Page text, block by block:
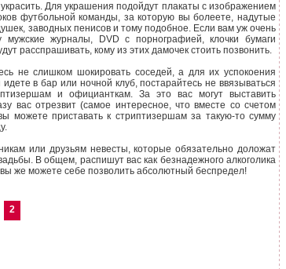
украсить. Для украшения подойдут плакаты с изображением
футбольной команды, за которую вы болеете, надутые
заводных пенисов и тому подобное. Если вам уж очень
журналы, DVD с порнографией, клочки бумаги
расспрашивать, кому из этих дамочек стоить позвонить.
не слишком шокировать соседей, а для их успокоения
в бар или ночной клуб, постарайтесь не ввязываться
и официанткам. За это вас могут выставить
вас отрезвит (самое интересное, что вместе со счетом
можете приставать к стриптизершам за такую-тосумму
или друзьям невесты, которые обязательно доложат
В общем, распишут вас как безнадежного алкоголика
же можете себе позволить абсолютный беспредел!
2